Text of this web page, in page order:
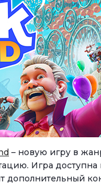
– новую игру в
Игра
дополнительный